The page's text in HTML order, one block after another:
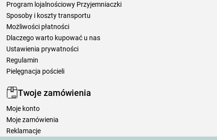
Program lojalnościowy Przyjemniaczki
Sposoby i koszty transportu
Możliwości płatności
Dlaczego warto kupować u nas
Ustawienia prywatności
Regulamin
Pielęgnacja pościeli
Twoje zamówienia
Moje konto
Moje zamówienia
Reklamacje